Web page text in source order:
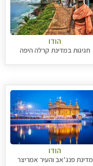
הודו
חגיגות במדינת קרלה היפה
הודו
מדינת פנג'אב והעיר אמריצר